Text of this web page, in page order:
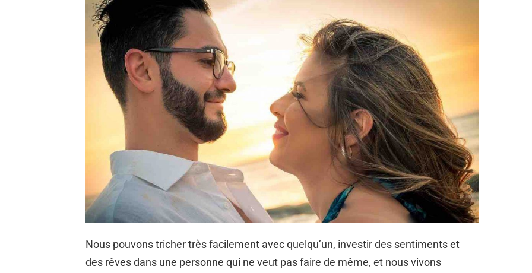
Nous pouvons tricher très facilement avec quelqu’un, investir des sentiments et
des rêves dans une personne qui ne veut pas faire de même, et nous vivons